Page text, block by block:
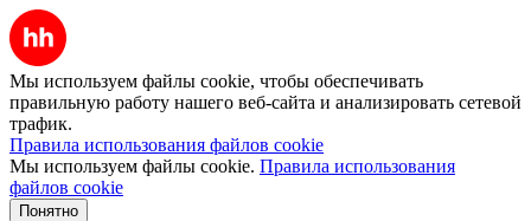
Мы используем файлы cookie, чтобы обеспечивать
правильную работу нашего веб-сайта и анализировать сетевой
трафик.
Правила использования файлов cookie
Мы используем файлы cookie. Правила использования
файлов cookie
Понятно